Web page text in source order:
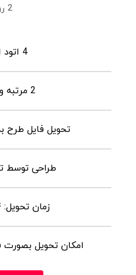
2 رو
4 اتود اولیه
2 مرتبه ویرایش
تحویل فایل طرح
طراحی توسط
زمان تحویل: ۴ روز کاری
امکان تحویل بصورت